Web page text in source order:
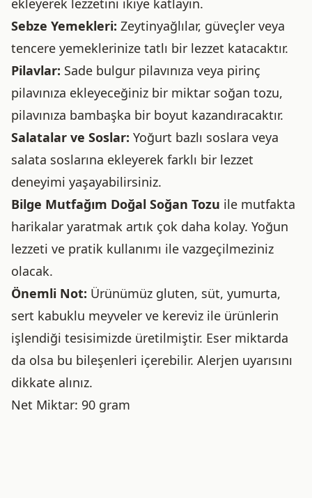
ekleyerek lezzetini ikiye katlayın.
Sebze Yemekleri: Zeytinyağlılar, güveçler veya
tencere yemeklerinize tatlı bir lezzet katacaktır.
Pilavlar: Sade bulgur pilavınıza veya pirinç
pilavınıza ekleyeceğiniz bir miktar soğan tozu,
pilavınıza bambaşka bir boyut kazandıracaktır.
Salatalar ve Soslar: Yoğurt bazlı soslara veya
salata soslarına ekleyerek farklı bir lezzet
deneyimi yaşayabilirsiniz.
Bilge Mutfağım Doğal Soğan Tozu ile mutfakta
harikalar yaratmak artık çok daha kolay. Yoğun
lezzeti ve pratik kullanımı ile vazgeçilmeziniz
olacak.
Önemli Not: Ürünümüz gluten, süt, yumurta,
sert kabuklu meyveler ve kereviz ile ürünlerin
işlendiği tesisimizde üretilmiştir. Eser miktarda
da olsa bu bileşenleri içerebilir. Alerjen uyarısını
dikkate alınız.
Net Miktar: 90 gram